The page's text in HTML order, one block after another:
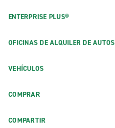
ENTERPRISE PLUS®
OFICINAS DE ALQUILER DE AUTOS
VEHÍCULOS
COMPRAR
COMPARTIR